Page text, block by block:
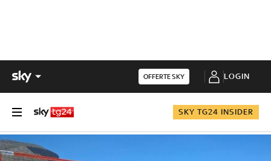
OFFERTE SKY LOGIN
SKY TG24 INSIDER